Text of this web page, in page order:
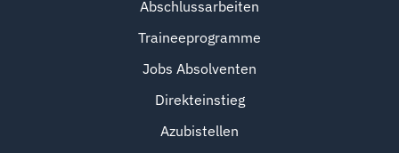
Abschlussarbeiten
Traineeprogramme
Jobs Absolventen
Direkteinstieg
Azubistellen